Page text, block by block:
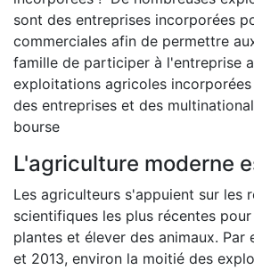
sont des entreprises incorporées
commerciales afin de permettre
famille de participer à l'entreprise
exploitations agricoles
des entreprises et des
bourse
L'agriculture moderne
Les agriculteurs s'appuient sur les
scientifiques les plus récentes
plantes et élever des animaux. Par
et 2013, environ la moitié des